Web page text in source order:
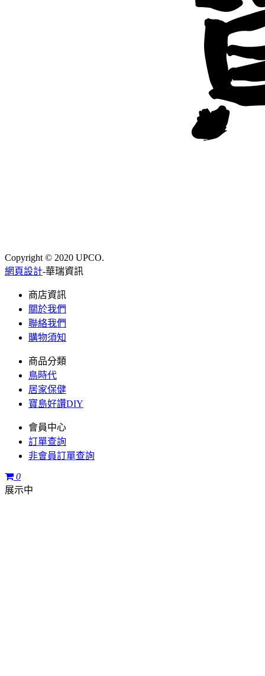
Copyright © 2020 UPCO.
網頁設計-華瑞資訊
商店資訊
關於我們
聯絡我們
購物須知
商品分類
鳥時代
居家保健
寶島好讚DIY
會員中心
訂單查詢
非會員訂單查詢
0
展示中